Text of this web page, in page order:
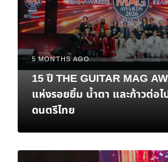
5 MONTHS AGO
15 ปี THE GUITAR MAG
แห่งรอยยิ้ม น้ำตา และก้าวต่อไ
ดนตรีไทย